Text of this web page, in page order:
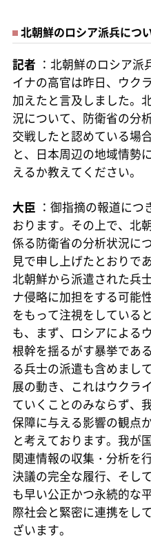
北朝鮮のロシア派兵につ
記者 ：北朝鮮のロシア
イナの高官は昨日、ウク
加えたと言及しました。
況について、防衛省の分
交戦したと認めている場
と、日本周辺の地域情勢
えるか教えてください。
大臣 ：御指摘の報道に
おります。その上で、北
係る防衛省の分析状況に
見で申し上げたとおりで
北朝鮮から派遣された兵
ナ侵略に加担をする可能
をもって注視をしている
も、まず、ロシアによる
根幹を揺るがす暴挙であ
る兵士の派遣も含めまし
展の動き、これはウクラ
ていくことのみならず、
保障に与える影響の観点
と考えております。我が
関連情報の収集・分析を
決議の完全な履行、そし
も早い公正かつ永続的な
際社会と緊密に連携をし
ざいます。